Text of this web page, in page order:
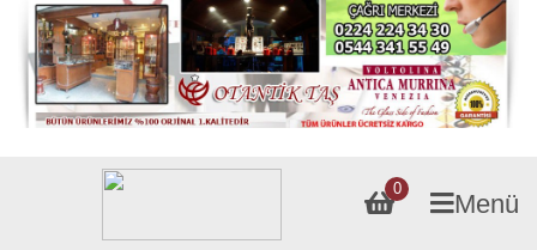
0
Menü